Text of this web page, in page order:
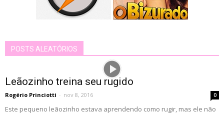
POSTS ALEATÓRIOS
Leãozinho treina seu rugido
Rogério Princiotti - nov 8, 2016 0
Este pequeno leãozinho estava aprendendo como rugir, mas ele não